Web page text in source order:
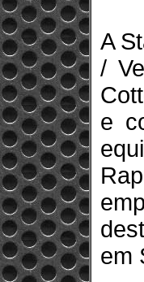
A
/
e
em